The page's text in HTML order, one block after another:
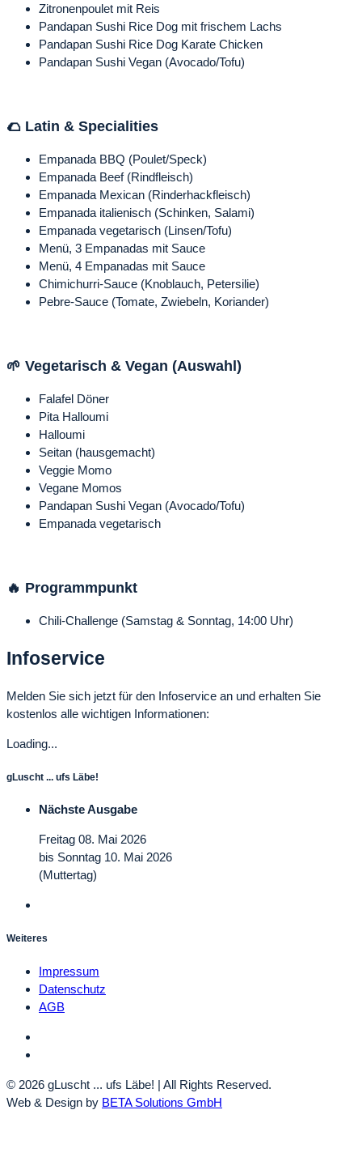
Zitronenpoulet mit Reis
Pandapan Sushi Rice Dog mit frischem Lachs
Pandapan Sushi Rice Dog Karate Chicken
Pandapan Sushi Vegan (Avocado/Tofu)
🌮 Latin & Specialities
Empanada BBQ (Poulet/Speck)
Empanada Beef (Rindfleisch)
Empanada Mexican (Rinderhackfleisch)
Empanada italienisch (Schinken, Salami)
Empanada vegetarisch (Linsen/Tofu)
Menü, 3 Empanadas mit Sauce
Menü, 4 Empanadas mit Sauce
Chimichurri-Sauce (Knoblauch, Petersilie)
Pebre-Sauce (Tomate, Zwiebeln, Koriander)
🌱 Vegetarisch & Vegan (Auswahl)
Falafel Döner
Pita Halloumi
Halloumi
Seitan (hausgemacht)
Veggie Momo
Vegane Momos
Pandapan Sushi Vegan (Avocado/Tofu)
Empanada vegetarisch
🔥 Programmpunkt
Chili-Challenge (Samstag & Sonntag, 14:00 Uhr)
Infoservice
Melden Sie sich jetzt für den Infoservice an und erhalten Sie
kostenlos alle wichtigen Informationen:
Loading...
gLuscht ... ufs Läbe!
Nächste Ausgabe
Freitag 08. Mai 2026
bis Sonntag 10. Mai 2026
(Muttertag)
Weiteres
Impressum
Datenschutz
AGB
© 2026 gLuscht ... ufs Läbe! | All Rights Reserved.
Web & Design by BETA Solutions GmbH